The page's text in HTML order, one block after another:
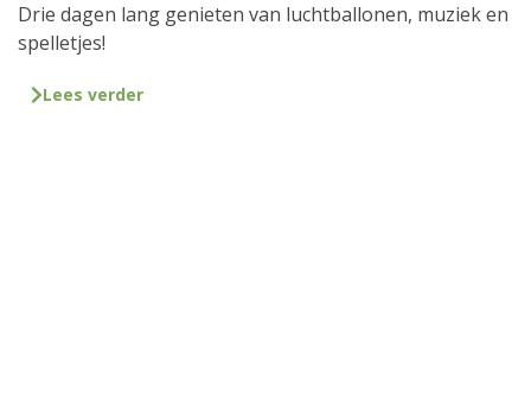
Drie dagen lang genieten van luchtballonen, muziek en
spelletjes!
Lees verder